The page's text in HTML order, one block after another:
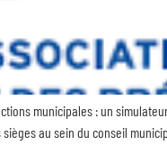
municipales : un
au sein du conseil